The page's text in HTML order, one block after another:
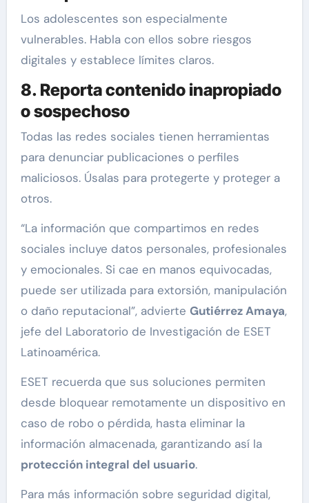
Los adolescentes son especialmente
vulnerables. Habla con ellos sobre riesgos
digitales y establece límites claros.
8. Reporta contenido inapropiado
o sospechoso
Todas las redes sociales tienen herramientas
para denunciar publicaciones o perfiles
maliciosos. Úsalas para protegerte y proteger a
otros.
“La información que compartimos en redes
sociales incluye datos personales, profesionales
y emocionales. Si cae en manos equivocadas,
puede ser utilizada para extorsión, manipulación
o daño reputacional”, advierte Gutiérrez Amaya,
jefe del Laboratorio de Investigación de ESET
Latinoamérica.
ESET recuerda que sus soluciones permiten
desde bloquear remotamente un dispositivo en
caso de robo o pérdida, hasta eliminar la
información almacenada, garantizando así la
protección integral del usuario.
Para más información sobre seguridad digital,